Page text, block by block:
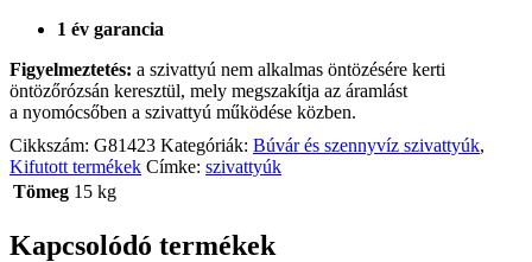
1 év garancia
Figyelmeztetés: a szivattyú nem alkalmas öntözésére kerti
öntözőrózsán keresztül, mely megszakítja az áramlást
a nyomócsőben a szivattyú működése közben.
Cikkszám: G81423 Kategóriák: Búvár és szennyvíz szivattyúk,
Kifutott termékek Címke: szivattyúk
Tömeg 15 kg
Kapcsolódó termékek